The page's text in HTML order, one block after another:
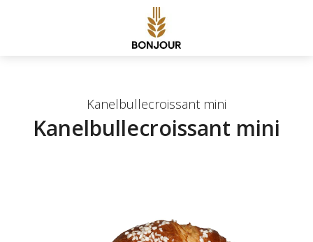
Kanelbullecroissant mini
Kanelbullecroissant mini